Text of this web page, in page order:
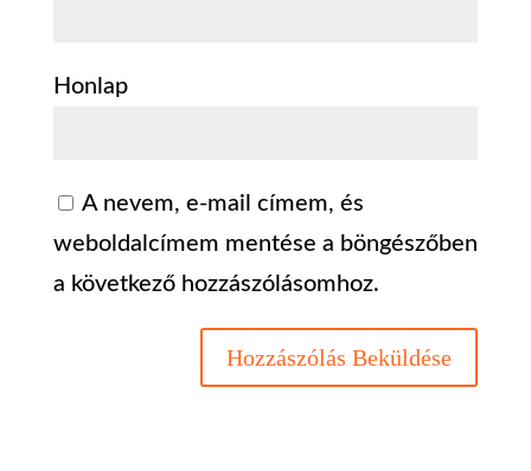
Honlap
A nevem, e-mail címem, és
weboldalcímem mentése a böngészőben
a következő hozzászólásomhoz.